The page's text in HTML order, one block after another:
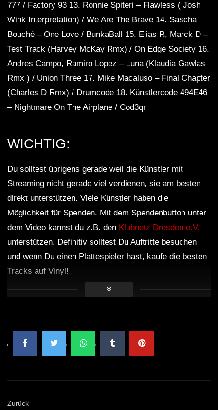
777 / Factory 93 13. Ronnie Spiteri – Flawless ( Josh
Wink Interpretation) / We Are The Brave 14. Sascha
Bouché – One Love / BunkaBall 15. Elias R, Marck D –
Test Track (Harvey McKay Rmx) / On Edge Society 16.
Andres Campo, Ramiro Lopez – Luna (Klaudia Gawlas
Rmx ) / Union Three 17. Mike Macaluso – Final Chapter
(Charles D Rmx) / Drumcode 18. Künstlercode 494E46
– Nightmare On The Airplane / Cod3qr
WICHTIG:
Du solltest übrigens gerade weil die Künstler mit
Streaming nicht gerade viel verdienen, sie am besten
direkt unterstützen. Viele Künstler haben die
Möglichkeit für Spenden. Mit dem Spendenbutton unter
dem Video kannst du z.B. den Klubnetz Dresden e.V.
unterstützen. Definitiv solltest Du Auftritte besuchen
und wenn Du einen Plattespieler hast, kaufe die besten
Tracks auf Vinyl!
Zurück